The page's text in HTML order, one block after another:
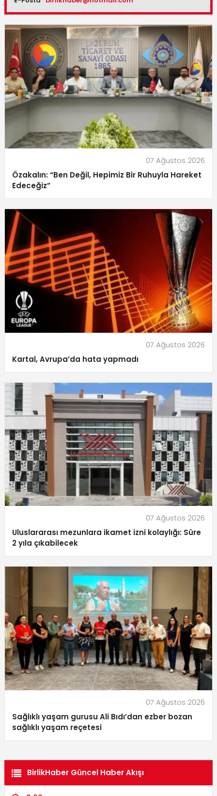
07 Ağustos 2026
Özakalın: “Ben Değil, Hepimiz Bir Ruhuyla Hareket
Edeceğiz”
07 Ağustos 2026
Kartal, Avrupa’da hata yapmadı
07 Ağustos 2026
Uluslararası mezunlara ikamet izni kolaylığı: Süre
2 yıla çıkabilecek
07 Ağustos 2026
Sağlıklı yaşam gurusu Ali Bıdı’dan ezber bozan
sağlıklı yaşam reçetesi
BirlikHaber Güncel Haber Akışı